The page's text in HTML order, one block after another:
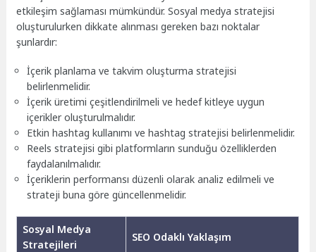
etkileşim sağlaması mümkündür. Sosyal medya stratejisi
oluşturulurken dikkate alınması gereken bazı noktalar
şunlardır:
İçerik planlama ve takvim oluşturma stratejisi
belirlenmelidir.
İçerik üretimi çeşitlendirilmeli ve hedef kitleye uygun
içerikler oluşturulmalıdır.
Etkin hashtag kullanımı ve hashtag stratejisi belirlenmelidir.
Reels stratejisi gibi platformların sunduğu özelliklerden
faydalanılmalıdır.
İçeriklerin performansı düzenli olarak analiz edilmeli ve
strateji buna göre güncellenmelidir.
Sosyal Medya
Stratejileri
SEO Odaklı Yaklaşım